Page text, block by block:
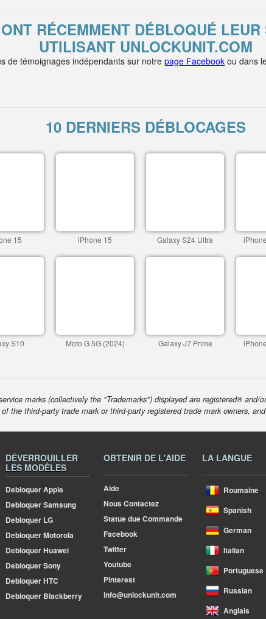
RÉCEMMENT DÉBLOQUÉ
UTILISANT UNLOCKUNIT.COM
de témoignages indépendants sur notre page Facebook ou dans
10 DERNIERS DÉBLOCAGES
15 iPhone 15 Galaxy S24 Ultra
S10 Moto G 5G (2024) Galaxy J7 Prime
marks (collectively the "Trademarks") displayed are registered®
the third-party trade mark or third-party registered trade mark owners,
DÉVERROUILLER
LES MODÈLES
Debloquer Apple
Debloquer Samsung
Debloquer LG
Debloquer Motorola
Debloquer Huawei
Debloquer Sony
Debloquer HTC
Debloquer Blackberry
OBTENIR DE L'AIDE
Aide
Nous Contactez
Statue due Commande
Facebook
Twitter
Youtube
Pinterest
info@unlockunit.com
LA LANGUE
Roumaine
Spanish
German
Italian
Portuguese
Russian
Anglais